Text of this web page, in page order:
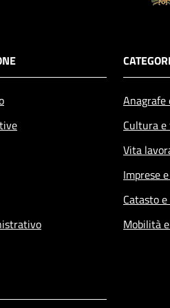
Cultura
Vita
Imprese
Catasto
Mobilità